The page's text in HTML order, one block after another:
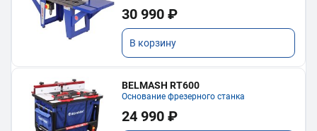
30 990 ₽
В корзину
BELMASH RT600
Основание фрезерного станка
24 990 ₽